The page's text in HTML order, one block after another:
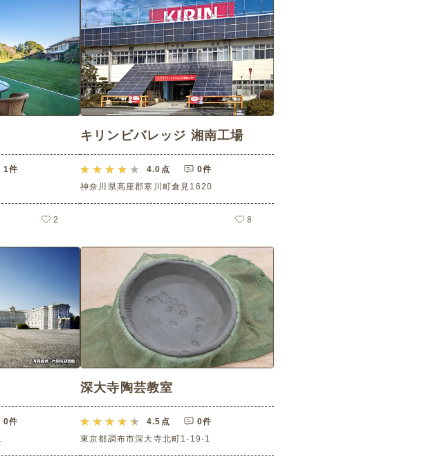
1件
2
キリンビバレッジ 湘南工場
4.0 点
0件
神奈川県高座郡寒川町倉見1620
8
0件
深大寺陶芸教室
4.5 点
0件
東京都調布市深大寺北町1-19-1